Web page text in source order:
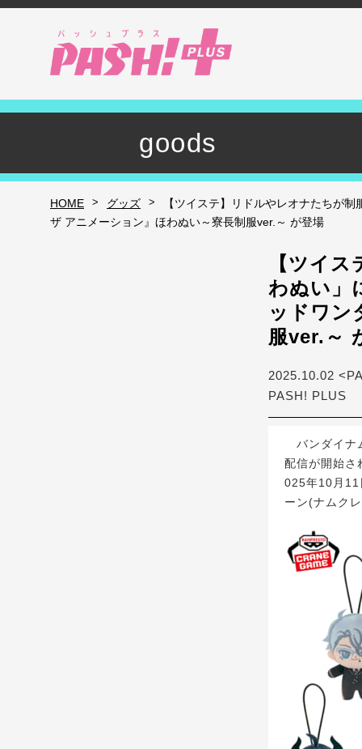
goods
HOME > グッズ >
【ツイステ】リドルやレオナたちが
ザ アニメーション』ほわぬい～寮長制服ver.～ が登場
【ツイ
わぬい」
ッドワン
服ver.～
2025.10.02
PASH! PLUS
バンダイナ
配信が開始さ
025年10月11
ーン(ナムク